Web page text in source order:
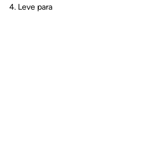
4. Leve para